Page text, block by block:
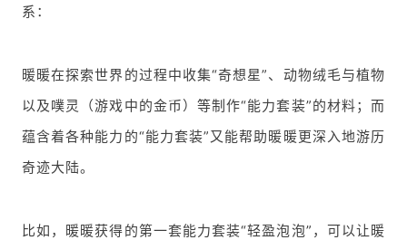
系：
暖暖在探索世界的过程中收集“奇想星”、动物绒毛与植物
以及噗灵（游戏中的金币）等制作“能力套装”的材料；而
蕴含着各种能力的“能力套装”又能帮助暖暖更深入地游历
奇迹大陆。
比如，暖暖获得的第一套能力套装“轻盈泡泡”，可以让暖